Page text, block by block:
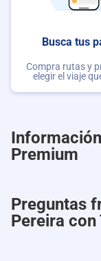
Busca tus
Compra rutas y
elegir el viaje
Premium
Preguntas
Pereira